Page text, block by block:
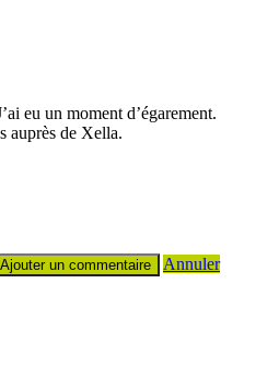
eu un moment d’égarement.
auprès de Xella.
Annuler